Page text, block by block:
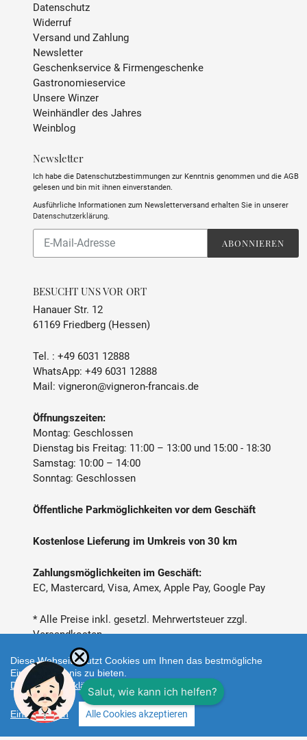
Datenschutz
Widerruf
Versand und Zahlung
Newsletter
Geschenkservice & Firmengeschenke
Gastronomieservice
Unsere Winzer
Weinhändler des Jahres
Weinblog
Newsletter
Ich habe die Datenschutzbestimmungen zur Kenntnis genommen und die AGB
gelesen und bin mit ihnen einverstanden.
Ausführliche Informationen zum Newsletterversand erhalten Sie in unserer
Datenschutzerklärung.
unsere
ABONNIEREN
BESUCHT UNS VOR ORT
Hanauer Str. 12
61169 Friedberg (Hessen)
Tel. : +49 6031 12888
WhatsApp: +49 6031 12888
Mail: vigneron@vigneron-francais.de
Öffnungszeiten:
Montag: Geschlossen
Dienstag bis Freitag: 11:00 – 13:00 und 15:00 - 18:30
Samstag: 10:00 – 14:00
Sonntag: Geschlossen
Öffentliche Parkmöglichkeiten vor dem Geschäft
Kostenlose Lieferung im Umkreis von 30 km
Zahlungsmöglichkeiten im Geschäft:
EC, Mastercard, Visa, Amex, Apple Pay, Google Pay
* Alle Preise inkl. gesetzl. Mehrwertsteuer zzgl.
Versandkosten
Zahlungsarten
Diese Webseite nutzt Cookies um Ihnen das bestmögliche
Einkaufserlebnis zu bieten.
Datenschutzerklärung
Einstellungen Alle Cookies akzeptieren